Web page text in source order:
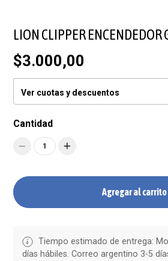
LION CLIPPER ENCENDEDOR
$3.000,00
Ver cuotas y descuentos
Cantidad
1
Agregar al carrito
Tiempo estimado de entrega:
días hábiles. Correo argentino 3-5